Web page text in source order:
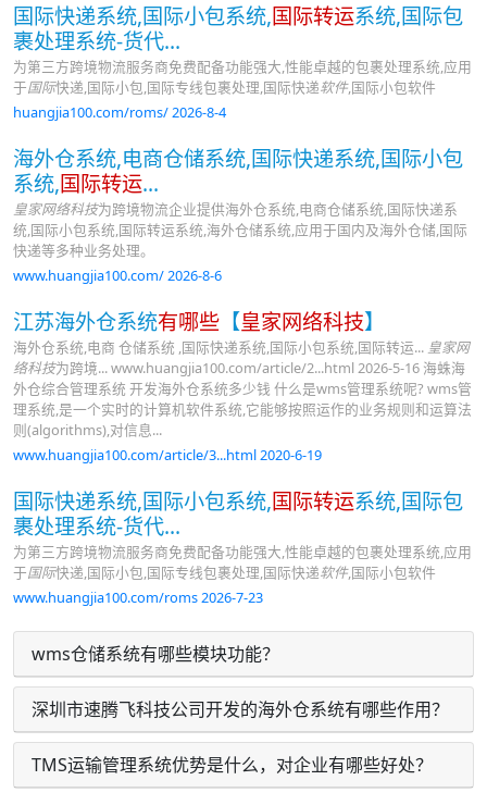
国际快递系统,国际小包系统,国际转运系统,国际包
裹处理系统-货代...
为第三方跨境物流服务商免费配备功能强大,性能卓越的包裹处理系统,应用
于国际快递,国际小包,国际专线包裹处理,国际快递软件,国际小包软件
huangjia100.com/roms/ 2026-8-4
海外仓系统,电商仓储系统,国际快递系统,国际小包
系统,国际转运...
皇家网络科技为跨境物流企业提供海外仓系统,电商仓储系统,国际快递系
统,国际小包系统,国际转运系统,海外仓储系统,应用于国内及海外仓储,国际
快递等多种业务处理。
www.huangjia100.com/ 2026-8-6
江苏海外仓系统有哪些 【皇家网络科技】
海外仓系统,电商 仓储系统 ,国际快递系统,国际小包系统,国际转运... 皇家网
络科技为跨境... www.huangjia100.com/article/2...html 2026-5-16 海蛛海
外仓综合管理系统 开发海外仓系统多少钱 什么是wms管理系统呢? wms管
理系统,是一个实时的计算机软件系统,它能够按照运作的业务规则和运算法
则(algorithms),对信息...
www.huangjia100.com/article/3...html 2020-6-19
国际快递系统,国际小包系统,国际转运系统,国际包
裹处理系统-货代...
为第三方跨境物流服务商免费配备功能强大,性能卓越的包裹处理系统,应用
于国际快递,国际小包,国际专线包裹处理,国际快递软件,国际小包软件
www.huangjia100.com/roms 2026-7-23
wms仓储系统有哪些模块功能？
深圳市速腾飞科技公司开发的海外仓系统有哪些作用？
TMS运输管理系统优势是什么，对企业有哪些好处？